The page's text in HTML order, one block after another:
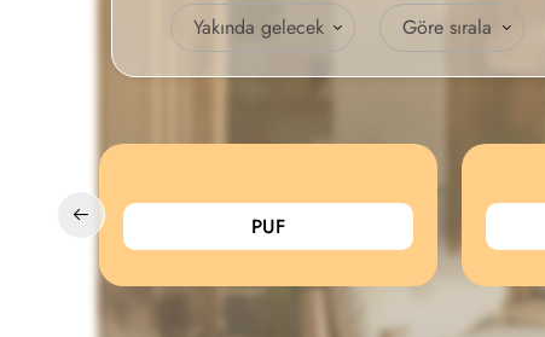
Yakında gelecek Göre sırala
PUF